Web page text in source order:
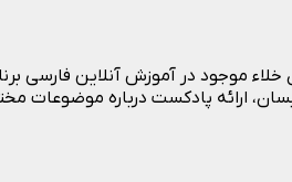
با هدف پر کردن خلاء موجود در آموزش
ارائه پادکست‌ درباره موضوعات